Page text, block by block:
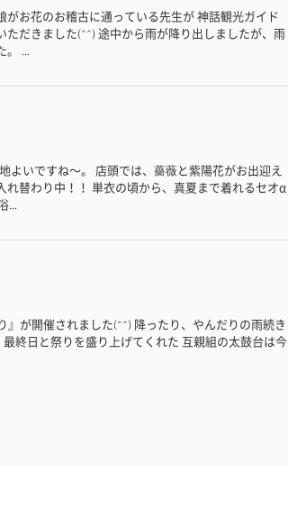
お花のお稽古に通っている先生が 神話観光ガイド
だきました(^^) 途中から雨が降り出しましたが、雨
。 ...
よいですね〜。 店頭では、薔薇と紫陽花がお出迎え
れ替わり中！！ 単衣の頃から、真夏まで着れるセオα
...
』が開催されました(^^) 降ったり、やんだりの雨続き
終日と祭りを盛り上げてくれた 互親組の太鼓台は今